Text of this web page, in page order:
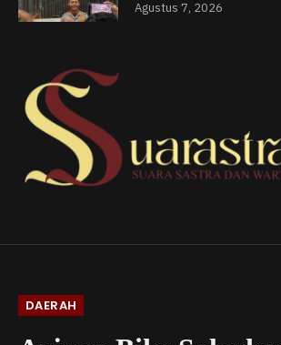
Agustus 7, 2026
DAERAH